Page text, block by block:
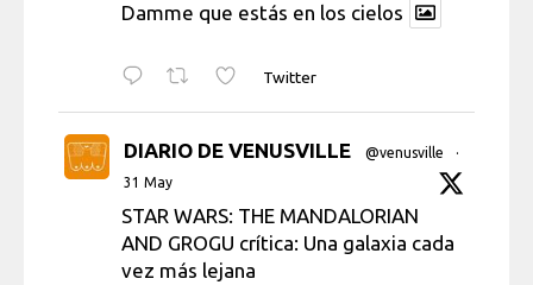
Damme que estás en los cielos
Twitter
DIARIO DE VENUSVILLE @venusville
·
31 May
STAR WARS: THE MANDALORIAN
AND GROGU crítica: Una galaxia cada
vez más lejana